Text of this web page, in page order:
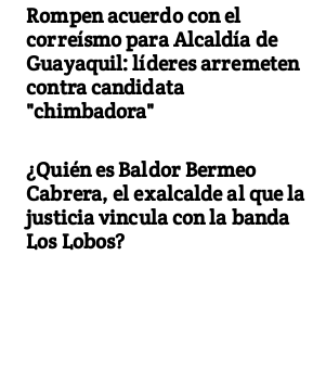
Rompen acuerdo con el
correísmo para Alcaldía de
Guayaquil: líderes arremeten
contra candidata
"chimbadora"
¿Quién es Baldor Bermeo
Cabrera, el exalcalde al que la
justicia vincula con la banda
Los Lobos?